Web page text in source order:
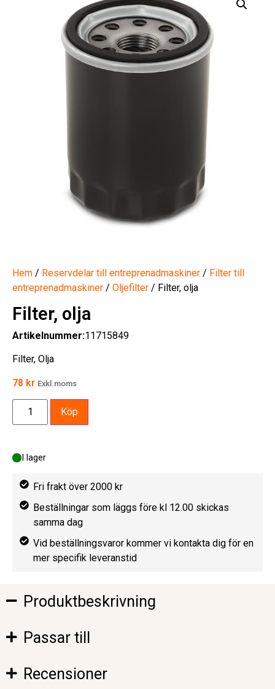
Hem / Reservdelar till entreprenadmaskiner / Filter till
entreprenadmaskiner / Oljefilter / Filter, olja
Filter, olja
Artikelnummer:11715849
Filter, Olja
78 kr Exkl.moms
I lager
Köp
Fri frakt över 2000 kr
Beställningar som läggs före kl 12.00 skickas
samma dag
Vid beställningsvaror kommer vi kontakta dig för en
mer specifik leveranstid
Produktbeskrivning
Passar till
Recensioner